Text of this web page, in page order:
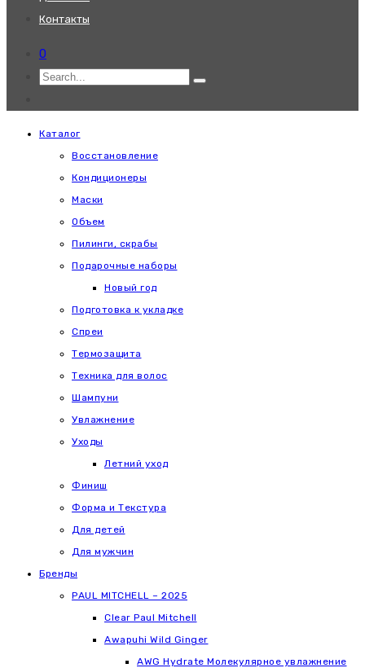
Контакты
0
Каталог
Восстановление
Кондиционеры
Маски
Объем
Пилинги, скрабы
Подарочные наборы
Новый год
Подготовка к укладке
Спреи
Термозащита
Техника для волос
Шампуни
Увлажнение
Уходы
Летний уход
Финиш
Форма и Текстура
Для детей
Для мужчин
Бренды
PAUL MITCHELL – 2025
Clear Paul Mitchell
Awapuhi Wild Ginger
AWG Hydrate Молекулярное увлажнение